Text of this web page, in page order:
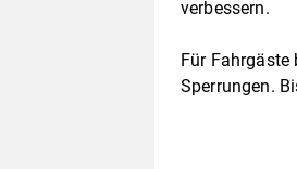
verbessern.
Für
Sperrungen.